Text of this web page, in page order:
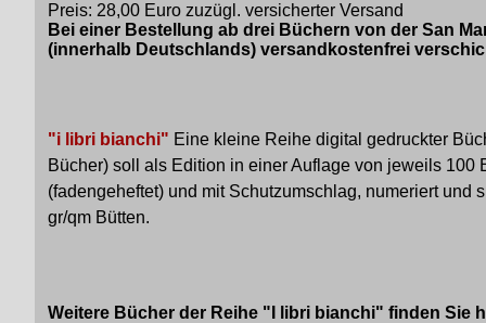
Preis: 28,00 Euro zuzügl. versicherter Versand
Bei einer Bestellung ab drei Büchern von der San
(innerhalb Deutschlands) versandkostenfrei
"i libri bianchi" Eine kleine Reihe digital gedruckter
Bücher) soll als Edition in einer Auflage von jeweils
(fadengeheftet) und mit Schutzumschlag, numeriert und
gr/qm Bütten.
Weitere Bücher der Reihe "I libri bianchi" finden